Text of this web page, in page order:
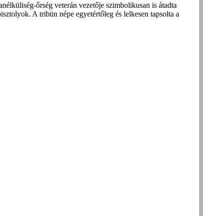
őrség veterán vezetője szimbolikusan is átadta
A tribün népe egyetértőleg és lelkesen tapsolta a